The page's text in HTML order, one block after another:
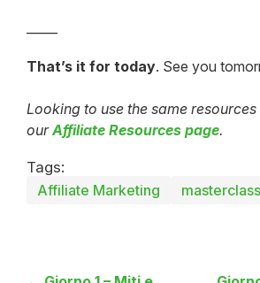
That’s it for today. See you
Looking to use the same
ourAffiliate Resources page.
Tags:
Affiliate Marketing
masterclass